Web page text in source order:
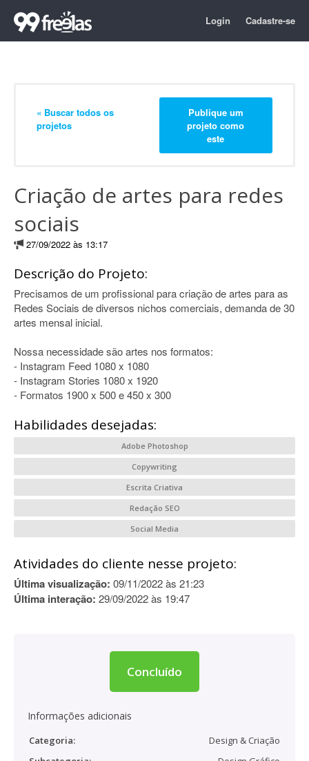
Login Cadastre-se
« Buscar todos os
projetos
Publique um
projeto como
este
Criação de artes para redes
sociais
27/09/2022 às 13:17
Descrição do Projeto:
Precisamos de um profissional para criação de artes para as
Redes Sociais de diversos nichos comerciais, demanda de 30
artes mensal inicial.
Nossa necessidade são artes nos formatos:
- Instagram Feed 1080 x 1080
- Instagram Stories 1080 x 1920
- Formatos 1900 x 500 e 450 x 300
Habilidades desejadas:
Adobe Photoshop
Copywriting
Escrita Criativa
Redação SEO
Social Media
Atividades do cliente nesse projeto:
Última visualização: 09/11/2022 às 21:23
Última interação: 29/09/2022 às 19:47
Concluído
Informações adicionais
Categoria:
Design & Criação